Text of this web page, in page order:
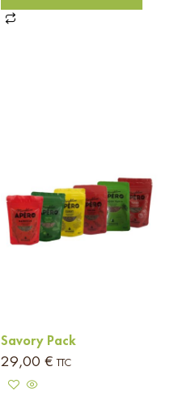
Savory Pack
29,00 € TTC